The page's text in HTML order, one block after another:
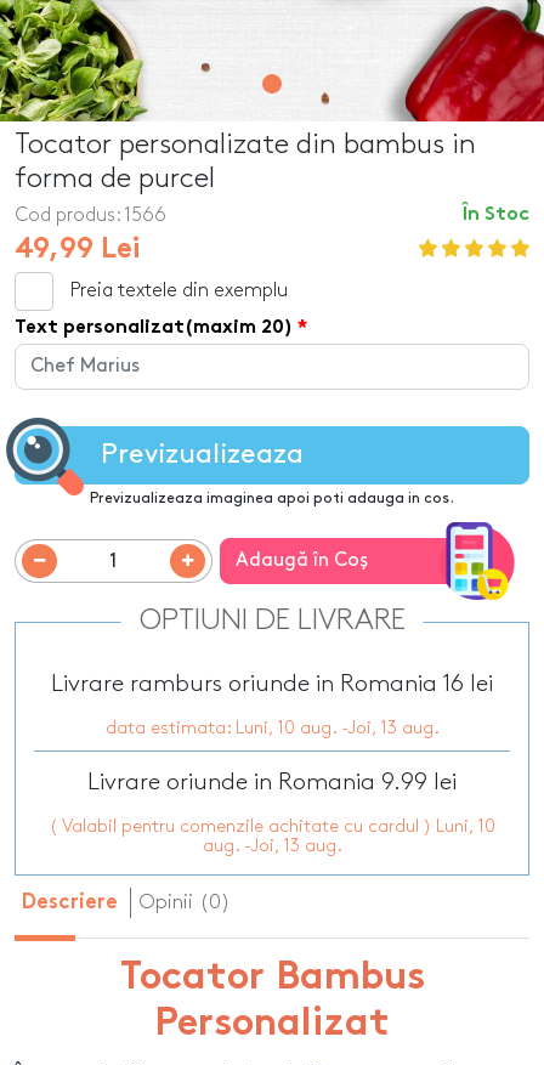
Tocator personalizate din bambus in
forma de purcel
În Stoc
Cod produs: 1566
49,99 Lei
Preia textele din exemplu
Text personalizat(maxim 20)
Previzualizeaza
Previzualizeaza imaginea apoi poti adauga in cos.
Adaugă în Coş
OPTIUNI DE LIVRARE
Livrare ramburs oriunde in Romania 16 lei
data estimata: Luni, 10 aug. -Joi, 13 aug.
Livrare oriunde in Romania 9.99 lei
( Valabil pentru comenzile achitate cu cardul ) Luni, 10
aug. -Joi, 13 aug.
Descriere Opinii (0)
Tocator Bambus
Personalizat